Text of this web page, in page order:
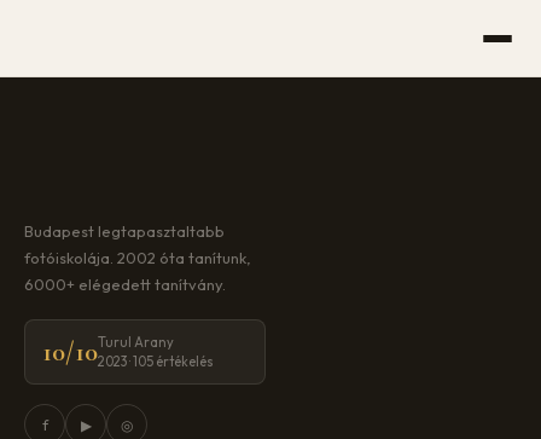
Budapest legtapasztaltabb
fotóiskolája. 2002 óta tanítunk,
6000+ elégedett tanítvány.
10/10Turul Arany
2023 · 105 értékelés
f ▶ ◎